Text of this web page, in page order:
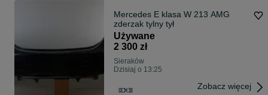
Mercedes E klasa W 213 AMG
zderzak tylny tył
Używane
2 300 zł
Sieraków
Dzisiaj o 13:25
Zobacz więcej